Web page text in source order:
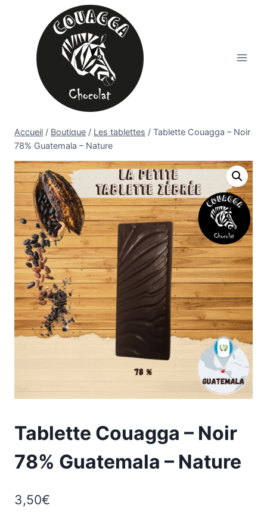
Accueil / Boutique / Les tablettes / Tablette Couagga – Noir
78% Guatemala – Nature
Tablette Couagga – Noir
78% Guatemala – Nature
3,50€